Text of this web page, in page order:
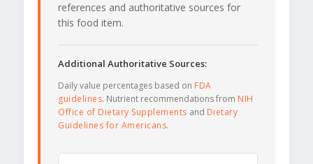
references and authoritative sources for
this food item.
Additional Authoritative Sources:
Daily value percentages based on FDA
guidelines. Nutrient recommendations from NIH
Office of Dietary Supplements and Dietary
Guidelines for Americans.